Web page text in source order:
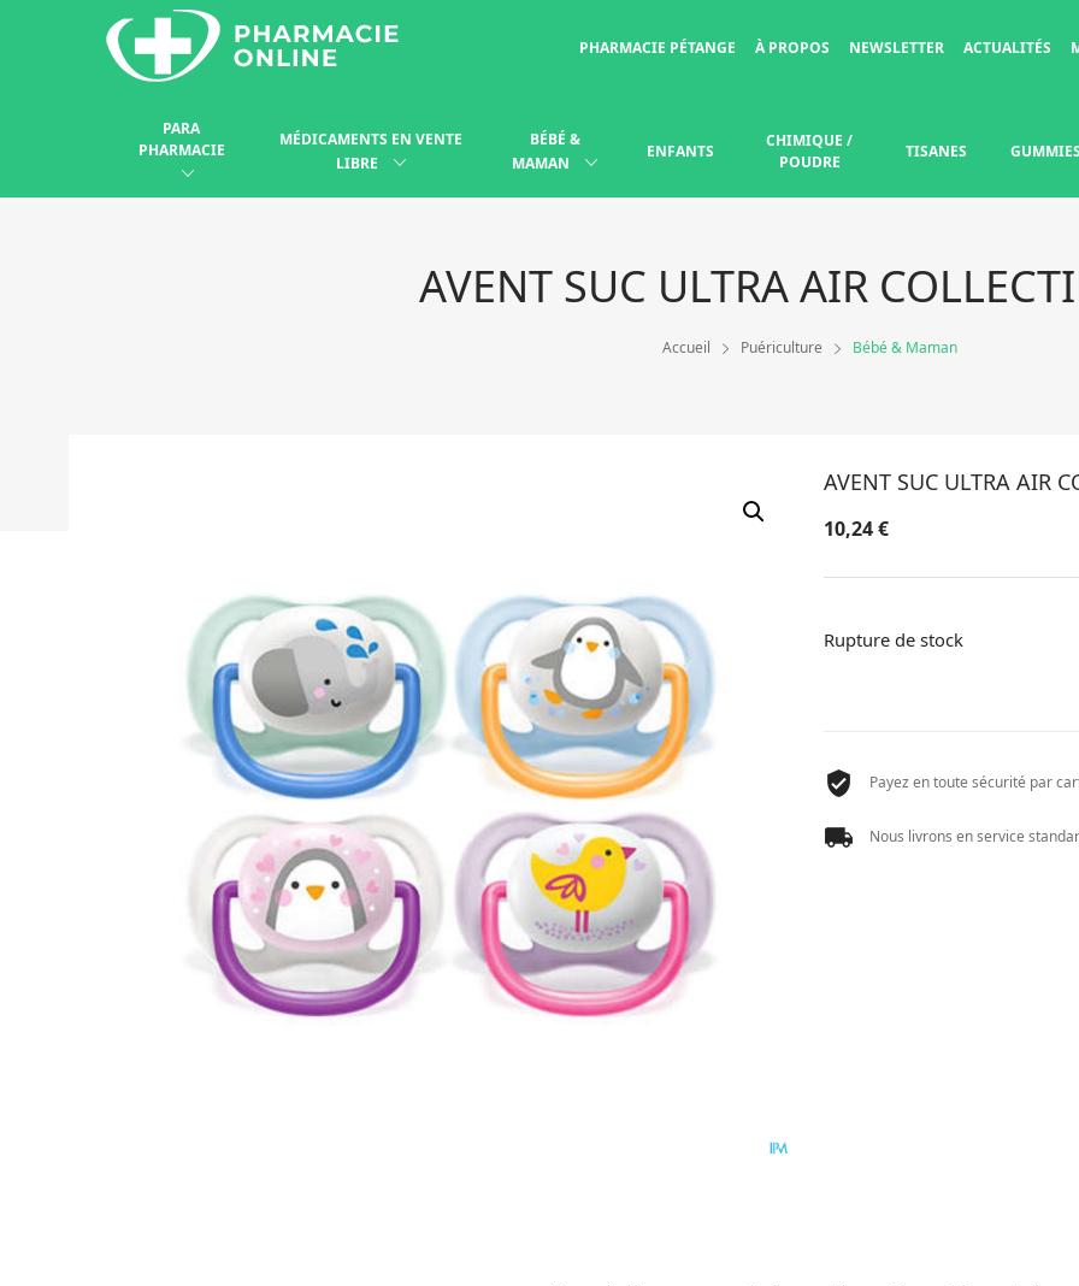
PHARMACIE PÉTANGE À PROPOS NEWSLETTER ACTUALITÉS
PARA
PHARMACIE
MÉDICAMENTS EN VENTE
LIBRE
BÉBÉ &
MAMAN
ENFANTS
CHIMIQUE /
POUDRE
TISANES GUMMIES
AVENT SUC ULTRA AIR
Accueil Puériculture Bébé & Maman
AVENT SUC ULTRA AIR
10,24€
Rupture de stock
Payez en toute sécurité par
Nous livrons en service